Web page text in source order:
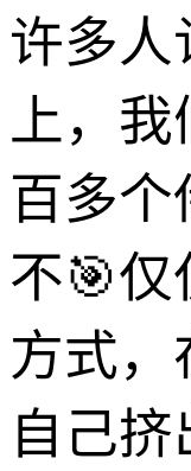
许多人
上，我
百多个
不🎯仅
方式
自己